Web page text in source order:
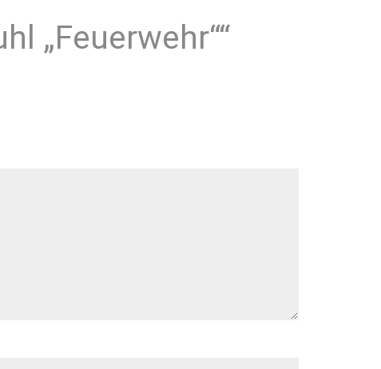
„Feuerwehr““